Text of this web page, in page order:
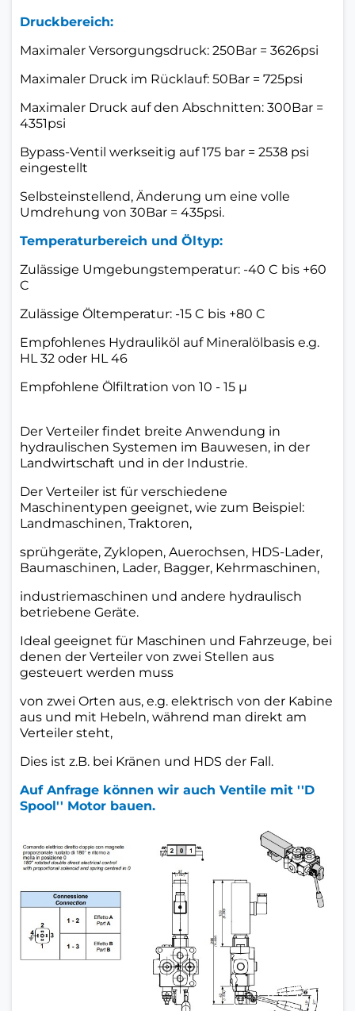
Druckbereich:
Maximaler Versorgungsdruck: 250Bar = 3626psi
Maximaler Druck im Rücklauf: 50Bar = 725psi
Maximaler Druck auf den Abschnitten: 300Bar =
4351psi
Bypass-Ventil werkseitig auf 175 bar = 2538 psi
eingestellt
Selbsteinstellend, Änderung um eine volle
Umdrehung von 30Bar = 435psi.
Temperaturbereich und Öltyp:
Zulässige Umgebungstemperatur: -40 C bis +60
C
Zulässige Öltemperatur: -15 C bis +80 C
Empfohlenes Hydrauliköl auf Mineralölbasis e.g.
HL 32 oder HL 46
Empfohlene Ölfiltration von 10 - 15 µ
Der Verteiler findet breite Anwendung in
hydraulischen Systemen im Bauwesen, in der
Landwirtschaft und in der Industrie.
Der Verteiler ist für verschiedene
Maschinentypen geeignet, wie zum Beispiel:
Landmaschinen, Traktoren,
sprühgeräte, Zyklopen, Auerochsen, HDS-Lader,
Baumaschinen, Lader, Bagger, Kehrmaschinen,
industriemaschinen und andere hydraulisch
betriebene Geräte.
Ideal geeignet für Maschinen und Fahrzeuge, bei
denen der Verteiler von zwei Stellen aus
gesteuert werden muss
von zwei Orten aus, e.g. elektrisch von der Kabine
aus und mit Hebeln, während man direkt am
Verteiler steht,
Dies ist z.B. bei Kränen und HDS der Fall.
Auf Anfrage können wir auch Ventile mit ''D
Spool'' Motor bauen.